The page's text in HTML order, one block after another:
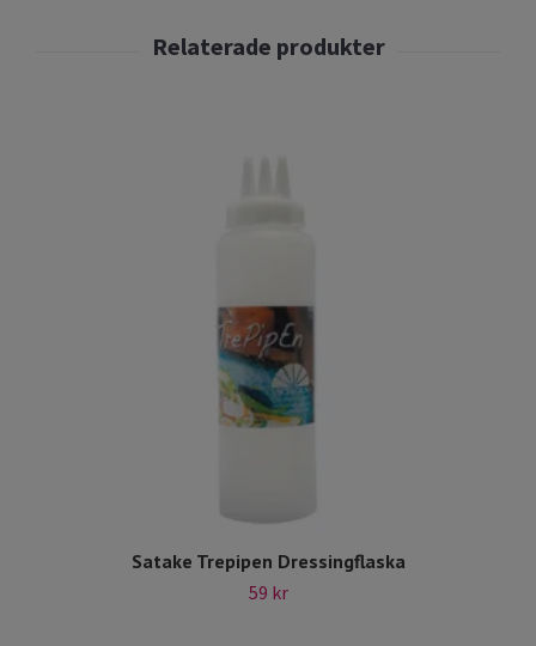
Satake Trepipen Dressingflaska
59 kr